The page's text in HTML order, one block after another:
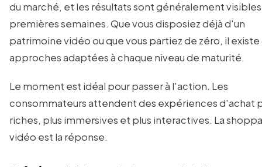
du marché, et les résultats sont généralement
premières semaines. Que vous disposiez déjà d'un
patrimoine vidéo ou que vous partiez de zéro, il existe
approches adaptées à chaque niveau de maturité.
Le moment est idéal pour passer à l'action. Les
consommateurs attendent des expériences d'achat
riches, plus immersives et plus interactives. La
vidéo est la réponse.